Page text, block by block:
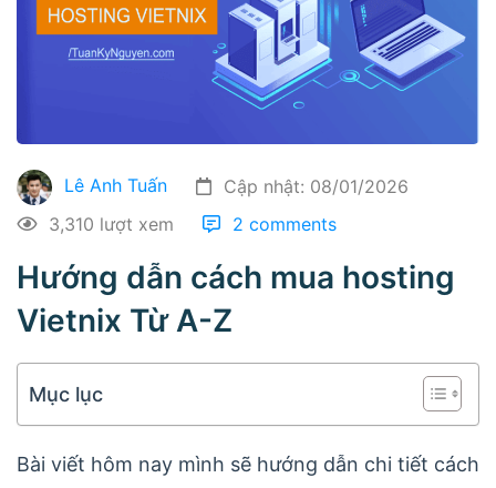
Lê Anh Tuấn
Cập nhật: 08/01/2026
3,310 lượt xem
2 comments
Hướng dẫn cách mua hosting
Vietnix Từ A-Z
Mục lục
Bài viết hôm nay mình sẽ hướng dẫn chi tiết cách